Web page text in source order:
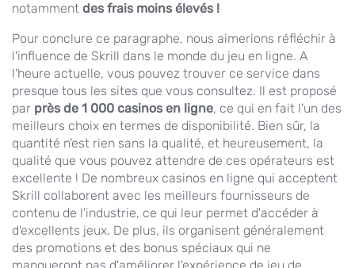
notamment des frais moins élevés !
Pour conclure ce paragraphe, nous aimerions réfléchir à
l'influence de Skrill dans le monde du jeu en ligne. A
l'heure actuelle, vous pouvez trouver ce service dans
presque tous les sites que vous consultez. Il est proposé
par près de 1 000 casinos en ligne, ce qui en fait l'un des
meilleurs choix en termes de disponibilité. Bien sûr, la
quantité n'est rien sans la qualité, et heureusement, la
qualité que vous pouvez attendre de ces opérateurs est
excellente ! De nombreux casinos en ligne qui acceptent
Skrill collaborent avec les meilleurs fournisseurs de
contenu de l'industrie, ce qui leur permet d'accéder à
d'excellents jeux. De plus, ils organisent généralement
des promotions et des bonus spéciaux qui ne